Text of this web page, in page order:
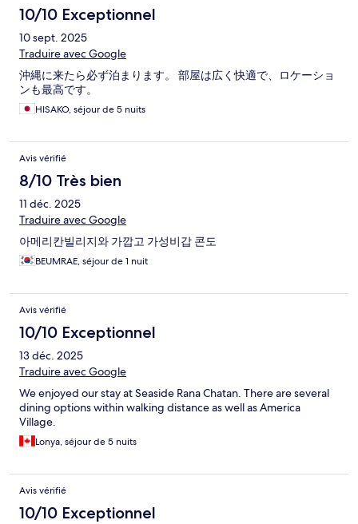
10/10 Exceptionnel
10 sept. 2025
Traduire avec Google
沖縄に来たら必ず泊まります。 部屋は広く快適で、ロケーショ
ンも最高です。
HISAKO, séjour de 5 nuits
Avis vérifié
8/10 Très bien
11 déc. 2025
Traduire avec Google
아메리칸빌리지와 가깝고 가성비갑 콘도
BEUMRAE, séjour de 1 nuit
Avis vérifié
10/10 Exceptionnel
13 déc. 2025
Traduire avec Google
We enjoyed our stay at Seaside Rana Chatan. There are several
dining options within walking distance as well as America
Village.
Lonya, séjour de 5 nuits
Avis vérifié
10/10 Exceptionnel